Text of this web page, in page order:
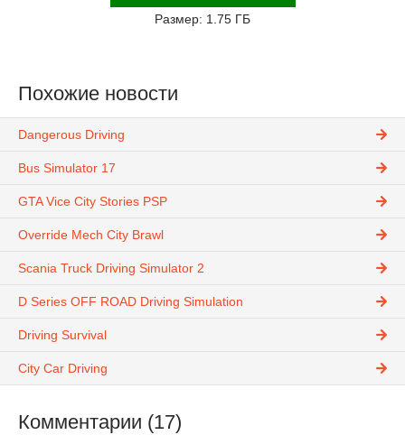
Размер: 1.75 ГБ
Похожие новости
Dangerous Driving
Bus Simulator 17
GTA Vice City Stories PSP
Override Mech City Brawl
Scania Truck Driving Simulator 2
D Series OFF ROAD Driving Simulation
Driving Survival
City Car Driving
Комментарии (17)